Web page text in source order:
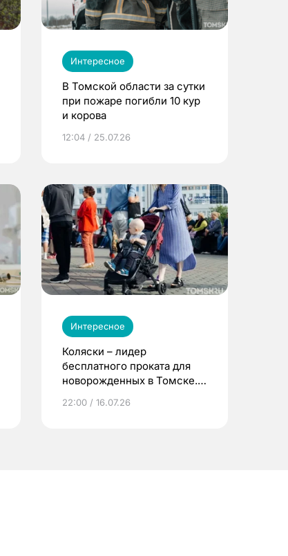
Интересное
В Томской области за сутки
при пожаре погибли 10 кур
и корова
12:04 / 25.07.26
Интересное
Коляски – лидер
бесплатного проката для
новорожденных в Томске.
22:00 / 16.07.26